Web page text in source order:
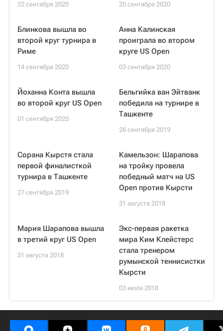
22 сентября 2020 20 сентября 2020
Блинкова вышла во
второй круг турнира в
Риме
14 сентября 2020
Анна Калинская
проиграла во втором
круге US Open
03 сентября 2020
Йоханна Конта вышла
во второй круг US Open
01 сентября 2020
Бельгийка ван Эйтванк
победила на турнире в
Ташкенте
28 сентября 2019
Сорана Кырстя стала
первой финалисткой
турнира в Ташкенте
27 сентября 2019
Камельзон: Шарапова
на тройку провела
победный матч на US
Open против Кырсти
31 августа 2018
Мария Шарапова вышла
в третий круг US Open
31 августа 2018
Экс-первая ракетка
мира Ким Клейстерс
стала тренером
румынской теннисистки
Кырсти
03 июля 2018